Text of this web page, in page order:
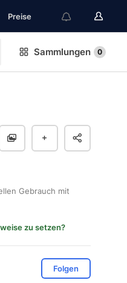
Preise
Sammlungen 0
Gebrauch mit
zu setzen?
Folgen